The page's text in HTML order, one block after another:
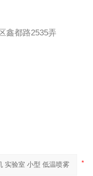
鑫都路2535弄